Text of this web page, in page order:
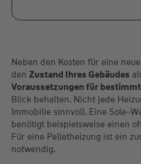
Neben den Kosten für eine
den Zustand Ihres Gebäudes
Voraussetzungen für
Blick behalten. Nicht jede
Immobilie sinnvoll. Eine Sole-
benötigt beispielsweise einen
Für eine Pelletheizung ist ein
notwendig.